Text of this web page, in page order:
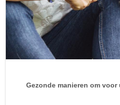
Gezonde manieren om